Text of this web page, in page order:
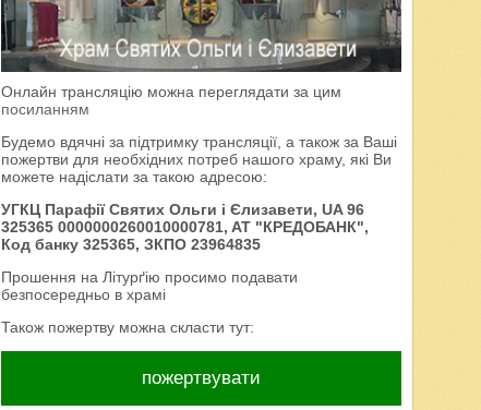
Онлайн трансляцію можна переглядати за цим
посиланням
Будемо вдячні за підтримку трансляції, а також за Ваші
пожертви для необхідних потреб нашого храму, які Ви
можете надіслати за такою адресою:
УГКЦ Парафії Святих Ольги і Єлизавети, UA 96
325365 0000000260010000781, AT "КРЕДОБАНК",
Код банку 325365, ЗКПО 23964835
Прошення на Літурґію просимо подавати
безпосередньо в храмі
Також пожертву можна скласти тут:
пожертвувати